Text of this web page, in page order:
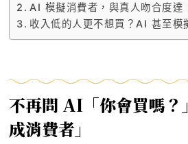
AI 模擬消費者，與真人吻合度達
收入低的人更不想買？AI 甚至模
不再問 AI「你會買嗎？
成消費者」